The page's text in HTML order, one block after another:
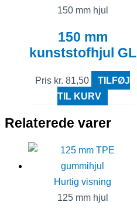
150 mm hjul
150 mm
kunststofhjul GL
Pris kr. 81,50
TILFØJ
TIL KURV
Relaterede varer
Hurtig visning
125 mm hjul